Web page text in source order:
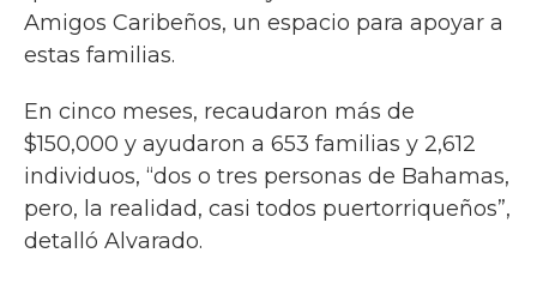
Amigos Caribeños, un espacio para apoyar a
estas familias.
En cinco meses, recaudaron más de
$150,000 y ayudaron a 653 familias y 2,612
individuos, “dos o tres personas de Bahamas,
pero, la realidad, casi todos puertorriqueños”,
detalló Alvarado.